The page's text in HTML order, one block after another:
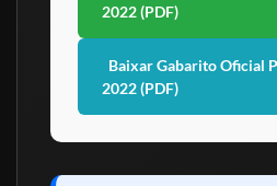
2022 (PDF)
Baixar Gabarito Oficial
2022 (PDF)